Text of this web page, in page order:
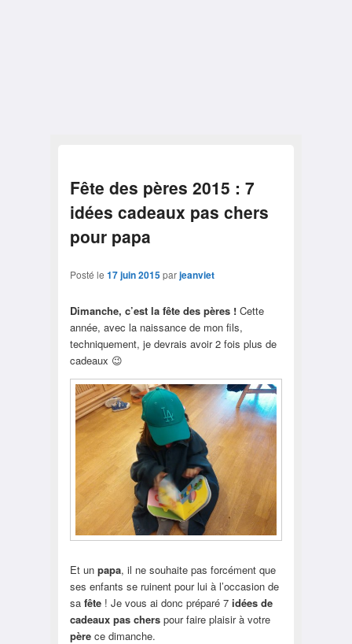
Fête des pères 2015 : 7
idées cadeaux pas chers
pour papa
Posté le 17 juin 2015parjeanviet
Dimanche, c’est la fête des pères !Cette
année, avec la naissance de mon fils,
techniquement, je devrais avoir 2 fois plus de
cadeaux 😉
Et un papa, il ne souhaite pas forcément que
ses enfants se ruinent pour lui à l’occasion de
sa fête! Je vous ai donc préparé 7 idées de
cadeaux pas cherspour faire plaisir à votre
pèrece dimanche.